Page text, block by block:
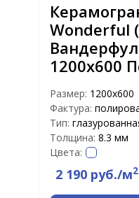
Wonderful
1200x600
Размер: 1200x600
Фактура:
Тип:
Толщина: 8.3 мм
Цвета:
2 190 руб./м2